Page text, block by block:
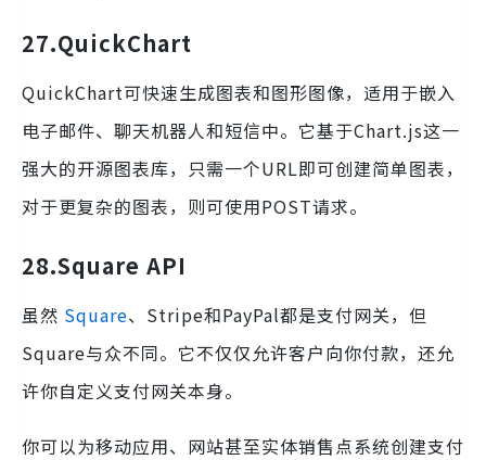
27.QuickChart
QuickChart可快速生成图表和图形图像，适用于嵌入
电子邮件、聊天机器人和短信中。它基于Chart.js这一
强大的开源图表库，只需一个URL即可创建简单图表，
对于更复杂的图表，则可使用POST请求。
28.Square API
虽然 Square、Stripe和PayPal都是支付网关，但
Square与众不同。它不仅仅允许客户向你付款，还允
许你自定义支付网关本身。
你可以为移动应用、网站甚至实体销售点系统创建支付